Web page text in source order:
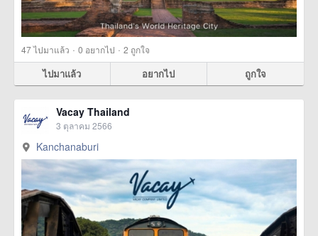
47ไปมาแล้ว · 0 อยากไป · 2 ถูกใจ
ไปมาแล้ว อยากไป ถูกใจ
Vacay Thailand
3 ตุลาคม 2566
Kanchanaburi